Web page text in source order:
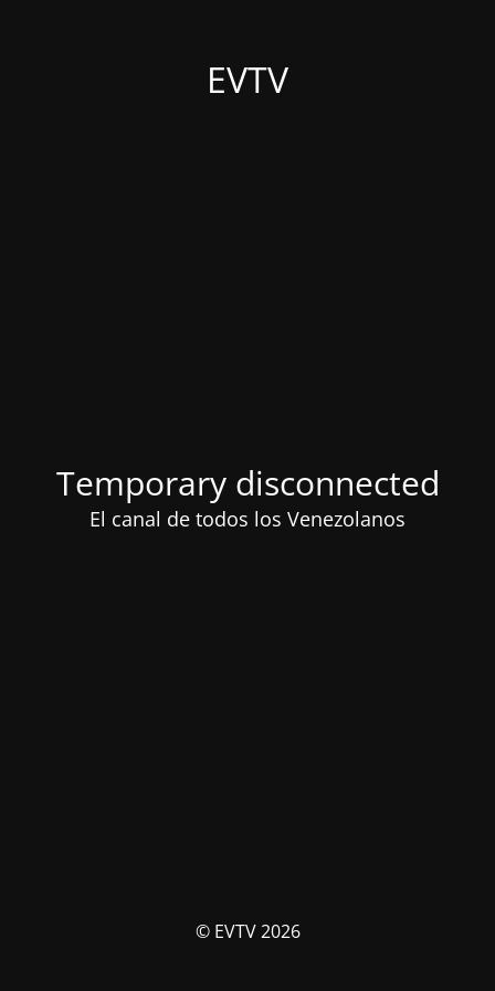
EVTV
Temporary disconnected
El canal de todos los Venezolanos
© EVTV 2026